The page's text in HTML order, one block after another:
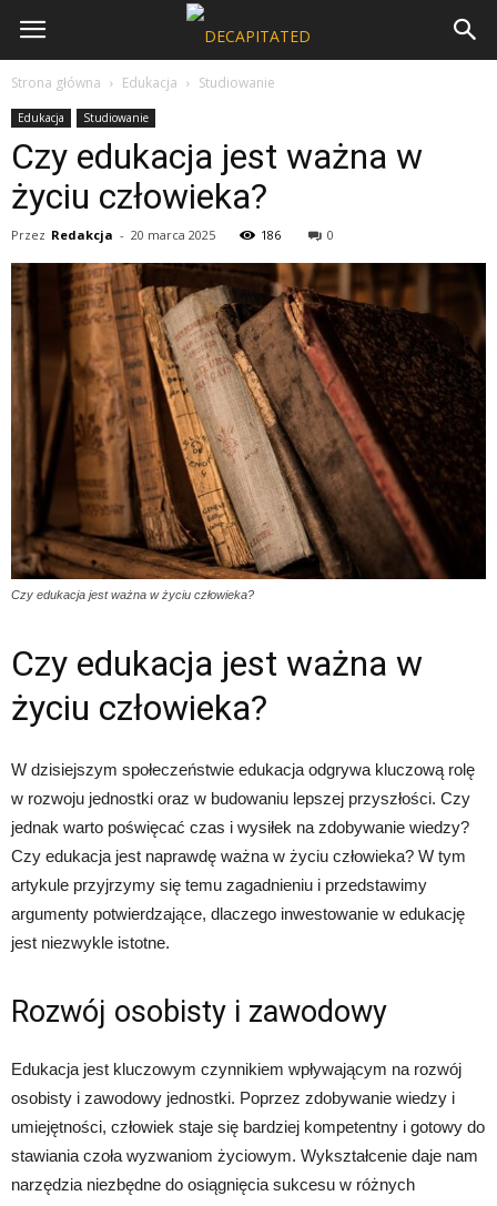
Strona główna Edukacja Studiowanie
Edukacja Studiowanie
Czy edukacja jest ważna w
życiu człowieka?
Przez Redakcja - 20 marca 2025 186 0
Czy edukacja jest ważna w życiu człowieka?
Czy edukacja jest ważna w
życiu człowieka?
W dzisiejszym społeczeństwie edukacja odgrywa kluczową rolę
w rozwoju jednostki oraz w budowaniu lepszej przyszłości. Czy
jednak warto poświęcać czas i wysiłek na zdobywanie wiedzy?
Czy edukacja jest naprawdę ważna w życiu człowieka? W tym
artykule przyjrzymy się temu zagadnieniu i przedstawimy
argumenty potwierdzające, dlaczego inwestowanie w edukację
jest niezwykle istotne.
Rozwój osobisty i zawodowy
Edukacja jest kluczowym czynnikiem wpływającym na rozwój
osobisty i zawodowy jednostki. Poprzez zdobywanie wiedzy i
umiejętności, człowiek staje się bardziej kompetentny i gotowy do
stawiania czoła wyzwaniom życiowym. Wykształcenie daje nam
narzędzia niezbędne do osiągnięcia sukcesu w różnych